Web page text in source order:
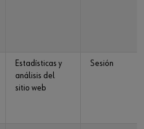
Estadísticas y
análisis del
sitio web
Sesión